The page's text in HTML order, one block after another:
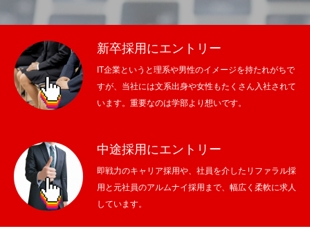
新卒採用にエントリー
IT企業というと理系や男性のイメージを持たれがちで
すが、当社には文系出身や女性もたくさん入社されて
います。重要なのは学部より想いです。
中途採用にエントリー
即戦力のキャリア採用や、社員を介したリファラル採
用と元社員のアルムナイ採用まで、幅広く柔軟に求人
しています。